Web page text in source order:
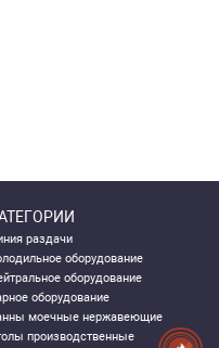
раздачи
оборудование
оборудование
оборудование
моечные нержавеющие
производственные